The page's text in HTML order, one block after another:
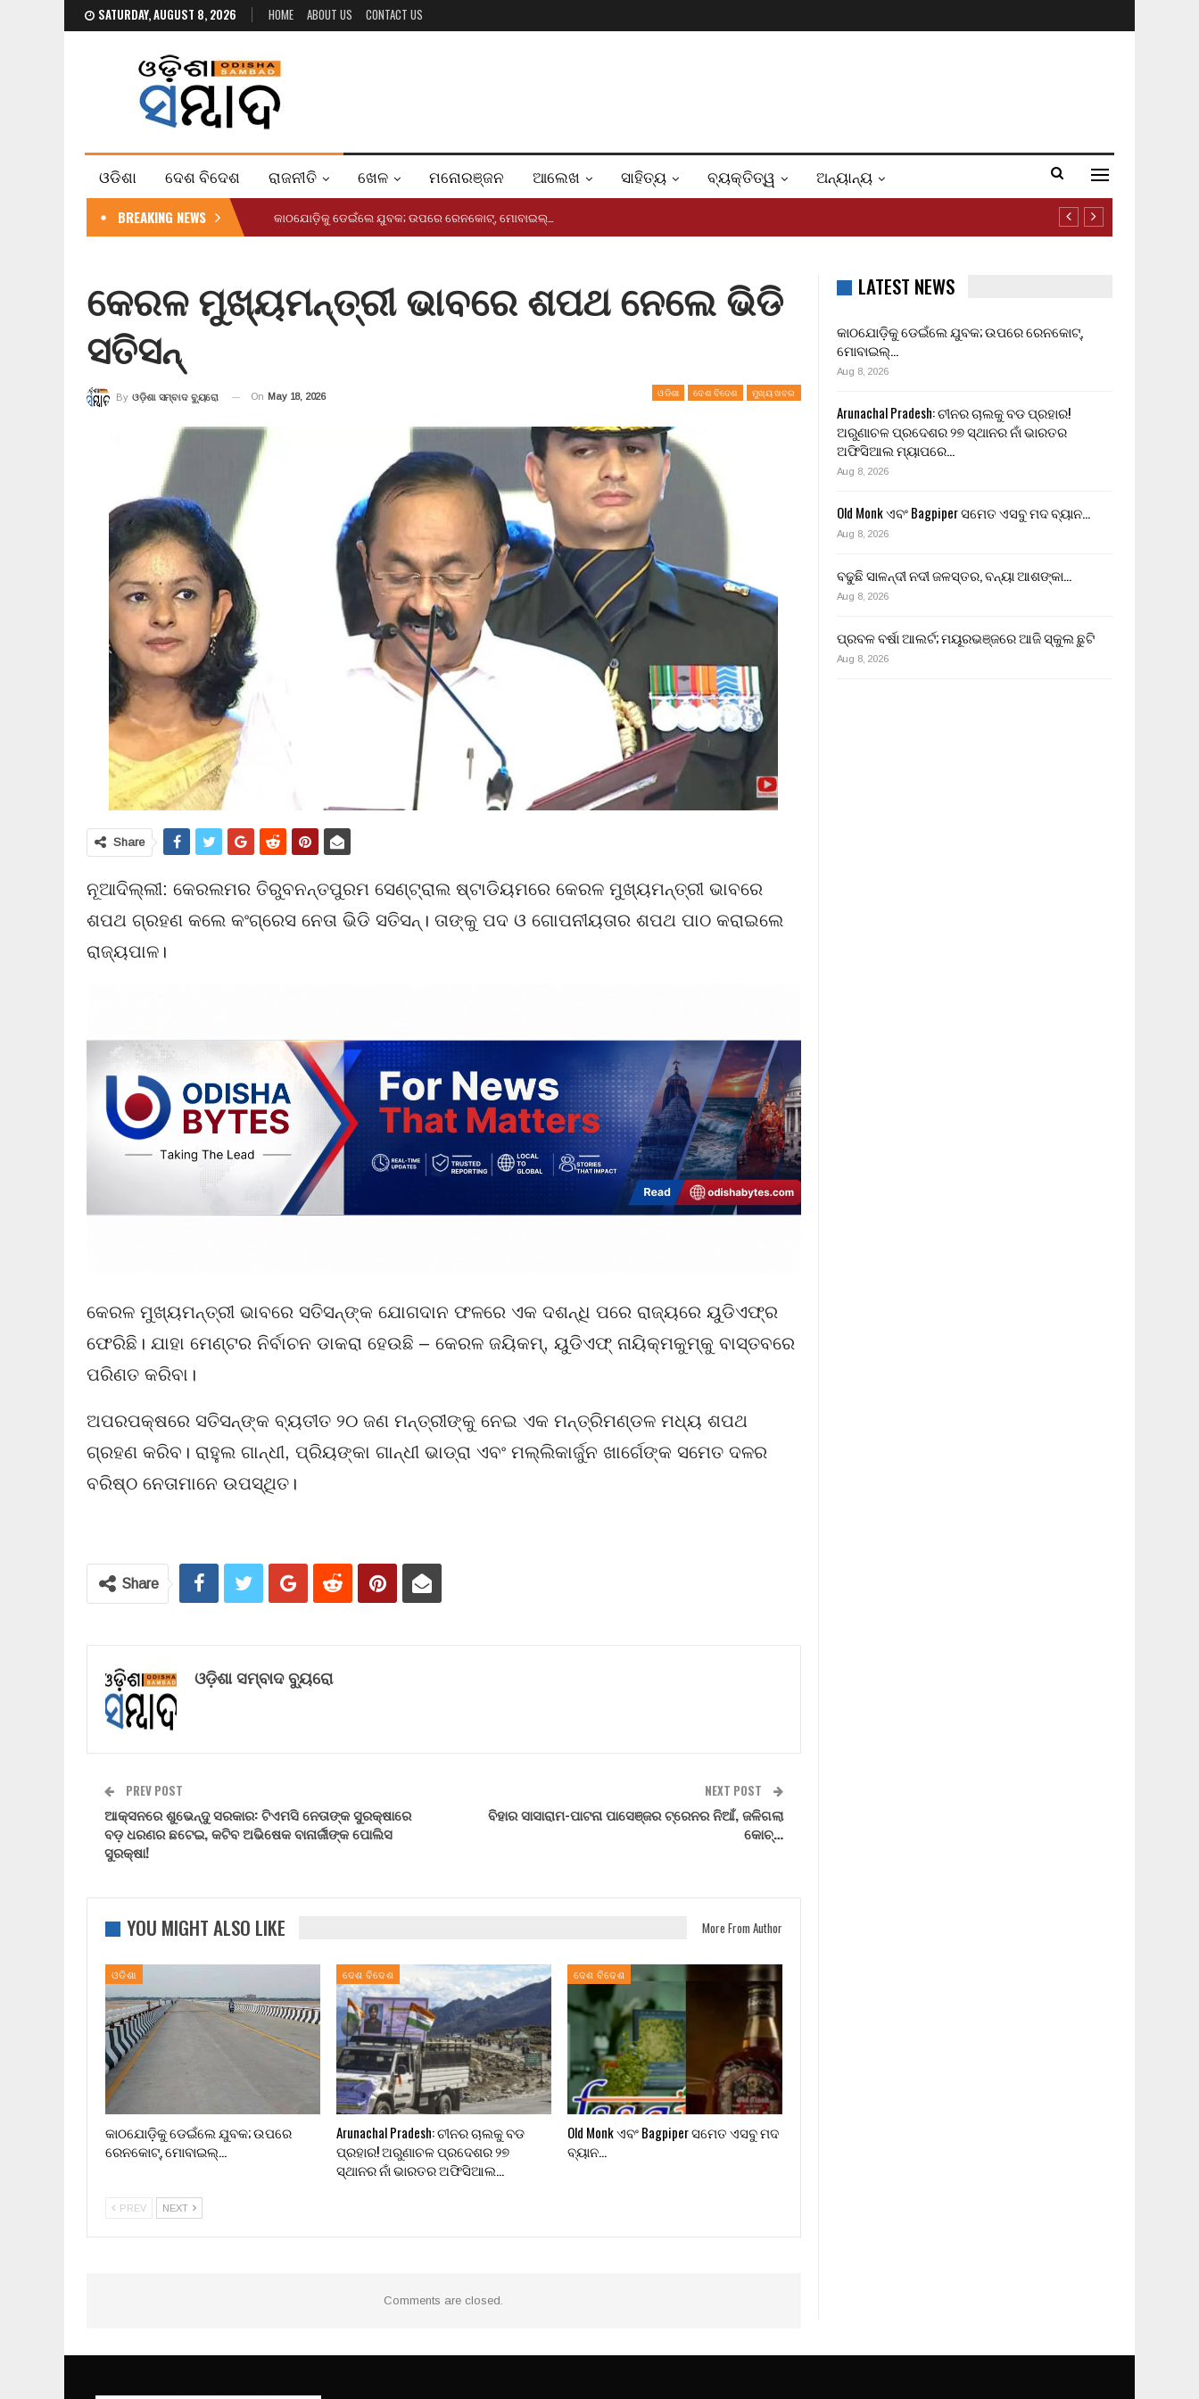
SATURDAY, AUGUST 8, 2026 HOME ABOUT US CONTACT US
ଓଡିଶା ଦେଶ ବିଦେଶ ରାଜନୀତି ଖେଳ ମନୋରଞ୍ଜନ ଆଲେଖ ସାହିତ୍ୟ ବ୍ୟକ୍ତିତ୍ୱ ଅନ୍ୟାନ୍ୟ
BREAKING NEWS କାଠଯୋଡ଼ିକୁ ଡେଇଁଲେ ଯୁବକ; ଉପରେ ରେନକୋଟ୍, ମୋବାଇଲ୍…
କେରଳ ମୁଖ୍ୟମନ୍ତ୍ରୀ ଭାବରେ ଶପଥ ନେଲେ ଭିଡି
ସତିସନ୍
ଓଡିଶା ଦେଶ ବିଦେଶ ମୁଖ୍ୟ ଖବର
By ଓଡ଼ିଶା ସମ୍ବାଦ ବ୍ୟୁରୋ On May 18, 2026
Share
ନୂଆଦିଲ୍ଲୀ: କେରଲମର ତିରୁବନନ୍ତପୁରମ ସେଣ୍ଟ୍ରାଲ ଷ୍ଟାଡିୟମରେ କେରଳ ମୁଖ୍ୟମନ୍ତ୍ରୀ ଭାବରେ
ଶପଥ ଗ୍ରହଣ କଲେ କଂଗ୍ରେସ ନେତା ଭିଡି ସତିସନ୍। ତାଙ୍କୁ ପଦ ଓ ଗୋପନୀୟତାର ଶପଥ ପାଠ କରାଇଲେ
ରାଜ୍ୟପାଳ।
କେରଳ ମୁଖ୍ୟମନ୍ତ୍ରୀ ଭାବରେ ସତିସନ୍‌ଙ୍କ ଯୋଗଦାନ ଫଳରେ ଏକ ଦଶନ୍ଧି ପରେ ରାଜ୍ୟରେ ୟୁଡିଏଫ୍‌ର
ଫେରିଛି। ଯାହା ମେଣ୍ଟର ନିର୍ବାଚନ ଡାକରା ହେଉଛି – କେରଳ ଜୟିକମ୍‌, ୟୁଡିଏଫ୍‌ ନାୟିକ୍ମକୁମ୍‌କୁ ବାସ୍ତବରେ
ପରିଣତ କରିବା।
ଅପରପକ୍ଷରେ ସତିସନ୍‌ଙ୍କ ବ୍ୟତୀତ ୨୦ ଜଣ ମନ୍ତ୍ରୀଙ୍କୁ ନେଇ ଏକ ମନ୍ତ୍ରିମଣ୍ଡଳ ମଧ୍ୟ ଶପଥ
ଗ୍ରହଣ କରିବ। ରାହୁଲ ଗାନ୍ଧୀ, ପ୍ରିୟଙ୍କା ଗାନ୍ଧୀ ଭାଡ୍ରା ଏବଂ ମଲ୍ଲିକାର୍ଜୁନ ଖାର୍ଗେଙ୍କ ସମେତ ଦଳର
ବରିଷ୍ଠ ନେତାମାନେ ଉପସ୍ଥିତ।
Share
ଓଡ଼ିଶା ସମ୍ବାଦ ବ୍ୟୁରୋ
PREV POST
ଆକ୍ସନରେ ଶୁଭେନ୍ଦୁ ସରକାର: ଟିଏମସି ନେତାଙ୍କ ସୁରକ୍ଷାରେ
ବଡ଼ ଧରଣର ଛଟେଇ, କଟିବ ଅଭିଷେକ ବାନାର୍ଜୀଙ୍କ ପୋଲିସ
ସୁରକ୍ଷା!
NEXT POST
ବିହାର ସାସାରାମ-ପାଟନା ପାସେଞ୍ଜର ଟ୍ରେନର ନିଆଁ, ଜଳିଗଲା
କୋଚ୍…
YOU MIGHT ALSO LIKE More From Author
ଓଡିଶା
କାଠଯୋଡ଼ିକୁ ଡେଇଁଲେ ଯୁବକ; ଉପରେ
ରେନକୋଟ୍, ମୋବାଇଲ୍…
ଦେଶ ବିଦେଶ
Arunachal Pradesh: ଚୀନର ଚାଲକୁ ବଡ
ପ୍ରହାର! ଅରୁଣାଚଳ ପ୍ରଦେଶର ୨୭
ସ୍ଥାନର ନାଁ ଭାରତର ଅଫିସିଆଲ…
ଦେଶ ବିଦେଶ
Old Monk ଏବଂ Bagpiper ସମେତ ଏସବୁ ମଦ
ବ୍ୟାନ…
PREV NEXT
Comments are closed.
LATEST NEWS
କାଠଯୋଡ଼ିକୁ ଡେଇଁଲେ ଯୁବକ; ଉପରେ ରେନକୋଟ୍,
ମୋବାଇଲ୍…
Aug 8, 2026
Arunachal Pradesh: ଚୀନର ଚାଲକୁ ବଡ ପ୍ରହାର!
ଅରୁଣାଚଳ ପ୍ରଦେଶର ୨୭ ସ୍ଥାନର ନାଁ ଭାରତର
ଅଫିସିଆଲ ମ୍ୟାପରେ…
Aug 8, 2026
Old Monk ଏବଂ Bagpiper ସମେତ ଏସବୁ ମଦ ବ୍ୟାନ…
Aug 8, 2026
ବଢୁଛି ସାଳନ୍ଦୀ ନଦୀ ଜଳସ୍ତର, ବନ୍ୟା ଆଶଙ୍କା…
Aug 8, 2026
ପ୍ରବଳ ବର୍ଷା ଆଲର୍ଟ; ମୟୂରଭଞ୍ଜରେ ଆଜି ସ୍କୁଲ ଛୁଟି
Aug 8, 2026